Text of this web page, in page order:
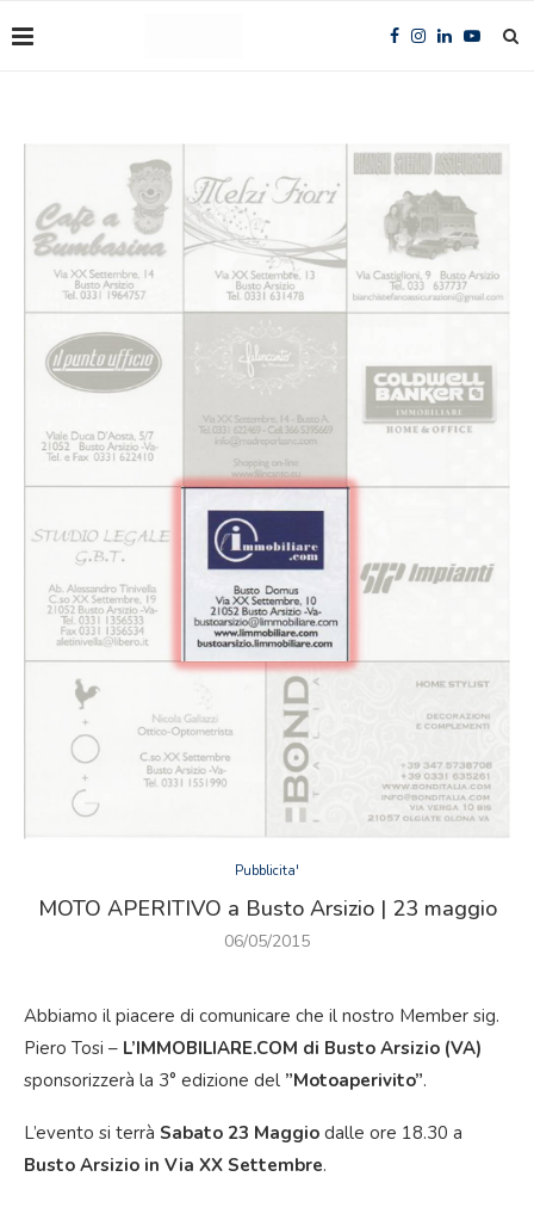
Pubblicita'
MOTO APERITIVO a Busto Arsizio | 23 maggio
06/05/2015
Abbiamo il piacere di comunicare che il nostro Member sig.
Piero Tosi – L’IMMOBILIARE.COM di Busto Arsizio (VA)
sponsorizzerà la 3° edizione del ”Motoaperivito”.
L’evento si terrà Sabato 23 Maggio dalle ore 18.30 a
Busto Arsizio in Via XX Settembre.